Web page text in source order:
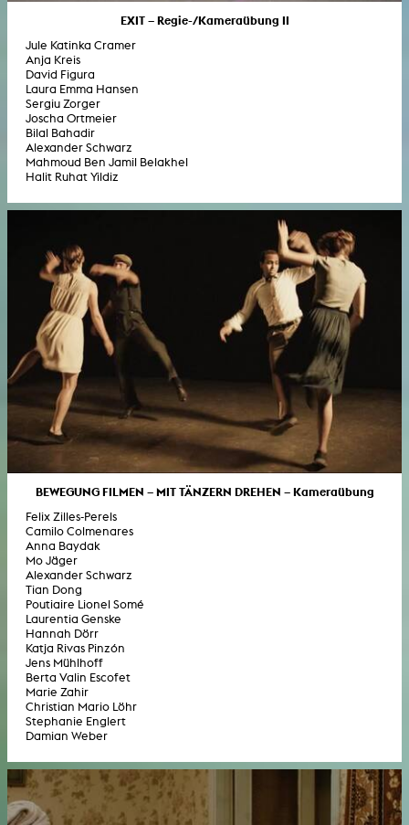
EXIT – Regie-/Kameraübung II
Jule Katinka Cramer
Anja Kreis
David Figura
Laura Emma Hansen
Sergiu Zorger
Joscha Ortmeier
Bilal Bahadir
Alexander Schwarz
Mahmoud Ben Jamil Belakhel
Halit Ruhat Yildiz
BEWEGUNG FILMEN – MIT TÄNZERN DREHEN – Kameraübung
Felix Zilles-Perels
Camilo Colmenares
Anna Baydak
Mo Jäger
Alexander Schwarz
Tian Dong
Poutiaire Lionel Somé
Laurentia Genske
Hannah Dörr
Katja Rivas Pinzón
Jens Mühlhoff
Berta Valin Escofet
Marie Zahir
Christian Mario Löhr
Stephanie Englert
Damian Weber